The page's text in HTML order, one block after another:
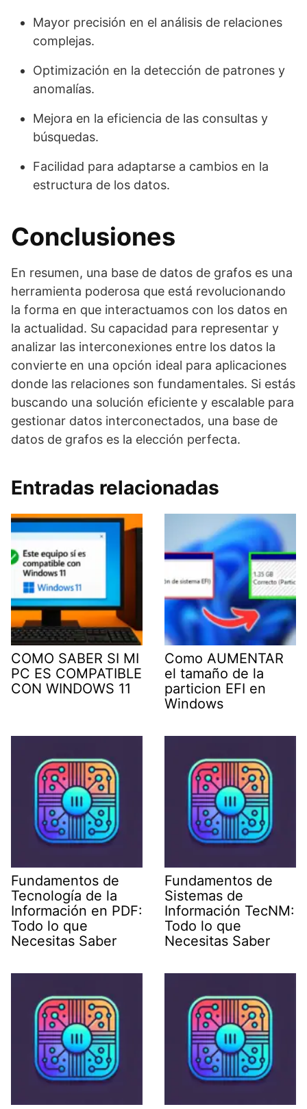
Mayor precisión en el análisis de relaciones
complejas.
Optimización en la detección de patrones y
anomalías.
Mejora en la eficiencia de las consultas y
búsquedas.
Facilidad para adaptarse a cambios en la
estructura de los datos.
Conclusiones
En resumen, una base de datos de grafos es una
herramienta poderosa que está revolucionando
la forma en que interactuamos con los datos en
la actualidad. Su capacidad para representar y
analizar las interconexiones entre los datos la
convierte en una opción ideal para aplicaciones
donde las relaciones son fundamentales. Si estás
buscando una solución eficiente y escalable para
gestionar datos interconectados, una base de
datos de grafos es la elección perfecta.
Entradas relacionadas
COMO SABER SI MI
PC ES COMPATIBLE
CON WINDOWS 11
Como AUMENTAR
el tamaño de la
particion EFI en
Windows
Fundamentos de
Tecnología de la
Información en PDF:
Todo lo que
Necesitas Saber
Fundamentos de
Sistemas de
Información TecNM:
Todo lo que
Necesitas Saber